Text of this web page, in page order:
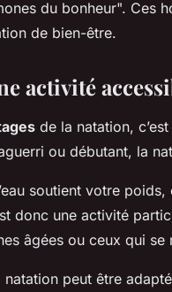
du bonheur". Ces
de bien-être.
activité
de la natation,
ou débutant, la
soutient votre
donc une activité
âgées ou ceux qui se
natation peut être